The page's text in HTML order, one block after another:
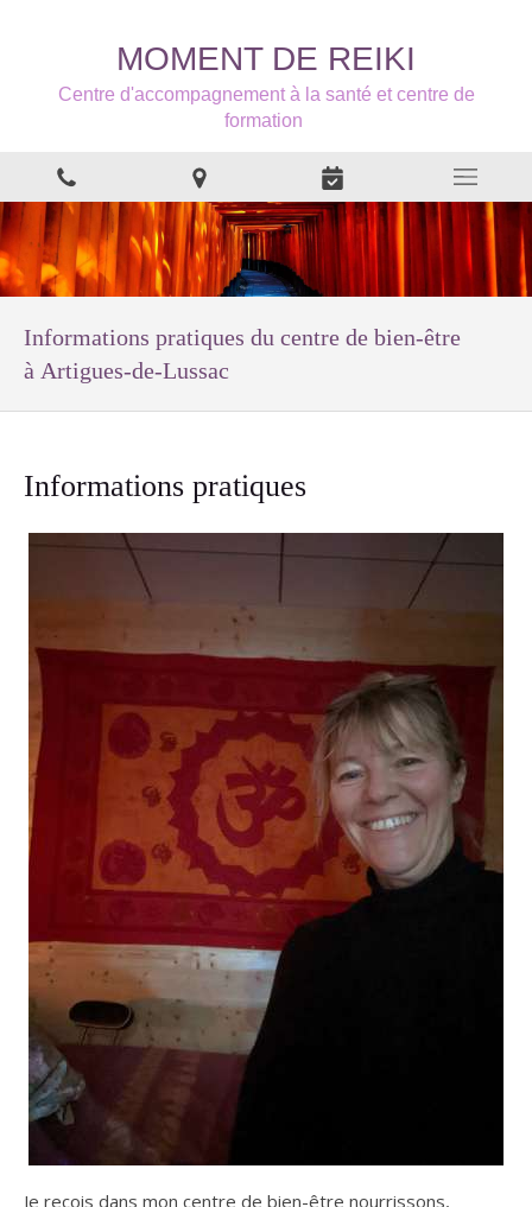
MOMENT DE REIKI
Centre d'accompagnement à la santé et centre de
formation
Informations pratiques du centre de bien-être
à Artigues-de-Lussac
Informations pratiques
Je reçois dans mon centre de bien-être nourrissons,